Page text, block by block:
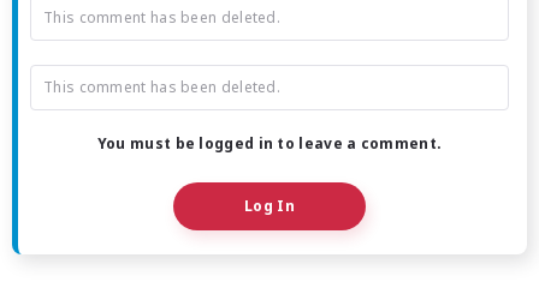
This comment has been deleted.
This comment has been deleted.
You must be logged in to leave a comment.
Log In